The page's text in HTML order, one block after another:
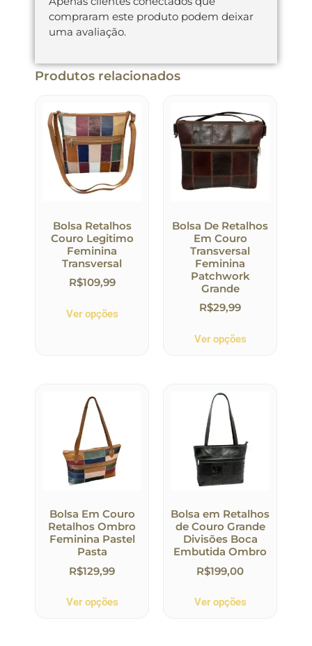
compraram este produto podem deixar
uma avaliação.
Produtos relacionados
Bolsa Retalhos
Couro Legitimo
Feminina
Transversal
R$109,99
Ver opções
Bolsa De Retalhos
Em Couro
Transversal
Feminina
Patchwork
Grande
R$29,99
Ver opções
Bolsa Em Couro
Retalhos Ombro
Feminina Pastel
Pasta
R$129,99
Ver opções
Bolsa em Retalhos
de Couro Grande
Divisões Boca
Embutida Ombro
R$199,00
Ver opções